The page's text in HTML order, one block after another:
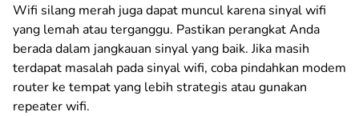
Wifi silang merah juga dapat muncul karena sinyal wifi
yang lemah atau terganggu. Pastikan perangkat Anda
berada dalam jangkauan sinyal yang baik. Jika masih
terdapat masalah pada sinyal wifi, coba pindahkan modem
router ke tempat yang lebih strategis atau gunakan
repeater wifi.